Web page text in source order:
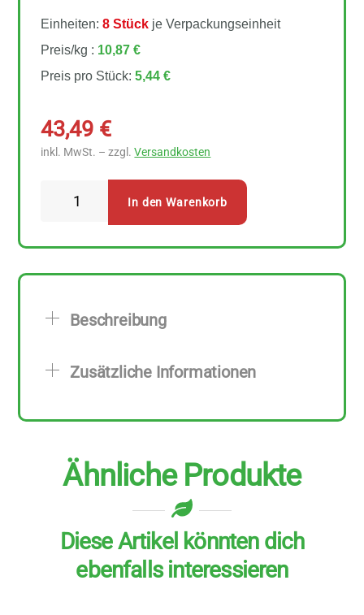
Einheiten:8 Stück je Verpackungseinheit
Preis/kg : 10,87 €
Preis pro Stück:5,44 €
43,49 €
inkl. MwSt. – zzgl.Versandkosten
zu
Menge
In den Warenkorb
Beschreibung
Zusätzliche Informationen
Ähnliche Produkte
Diese Artikel könnten dich
ebenfalls interessieren